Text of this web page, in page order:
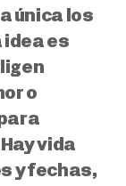
única los
idea es
o
vida
y fechas,